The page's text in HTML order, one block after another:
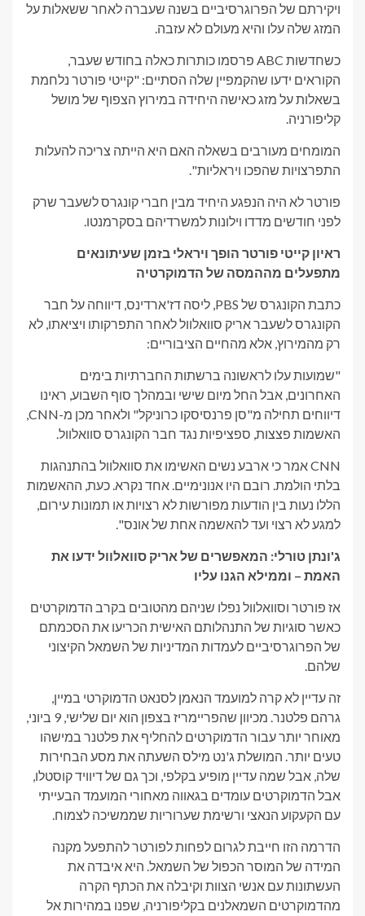
ויקירתם של הפרוגרסיביים בשנה שעברה לאחר ששאלות על
המזג שלה עלו והיא מעולם לא עזבה.
כשחדשות ABC פרסמו כותרות כאלה בחודש שעבר,
הקוראים ידעו שהקמפיין שלה הסתיים: "קייטי פורטר נלחמת
בשאלות על מזג כאישה היחידה במירוץ הצפוף של מושל
קליפורניה.
המומחים מעורבים בשאלה האם היא הייתה צריכה להעלות
התפרצויות שהפכו ויראליות".
פורטר לא היה הנפגע היחיד מבין חברי קונגרס לשעבר שרק
לפני חודשים מדדו וילונות למשרדיהם בסקרמנטו.
ראיון קייטי פורטר הופך ויראלי בזמן שעיתונאים
מתפעלים מההמסה של הדמוקרטיה
כתבת הקונגרס של PBS, ליסה דז'ארדינס, דיווחה על חבר
הקונגרס לשעבר אריק סוואלוול לאחר התפרקותו ויציאתו, לא
רק מהמירוץ, אלא מהחיים הציבוריים:
"שמועות עלו לראשונה ברשתות החברתיות בימים
האחרונים, אבל החל מיום שישי ובמהלך סוף השבוע, ראינו
דיווחים תחילה מ"סן פרנסיסקו כרוניקל" ולאחר מכן מ-CNN,
האשמות פצצות, ספציפיות נגד חבר הקונגרס סוואלוול.
CNN אמר כי ארבע נשים האשימו את סוואלוול בהתנהגות
בלתי הולמת. רובם היו אנונימיים. אחד נקרא. כעת, ההאשמות
הללו נעות בין הודעות מפורשות לא רצויות או תמונות עירום,
למגע לא רצוי ועד להאשמה אחת של אונס".
ג'ונתן טורלי: המאפשרים של אריק סוואלוול ידעו את
האמת – וממילא הגנו עליו
אז פורטר וסוואלוול נפלו שניהם מהטובים בקרב הדמוקרטים
כאשר סוגיות של התנהלותם האישית הכריעו את הסכמתם
של הפרוגרסיביים לעמדות המדיניות של השמאל הקיצוני
שלהם.
זה עדיין לא קרה למועמד הנאמן לסנאט הדמוקרטי במיין,
גרהם פלטנר. מכיוון שהפריימריז בצפון הוא יום שלישי, 9 ביוני,
מאוחר יותר עבור הדמוקרטים להחליף את פלטנר במישהו
טעים יותר. המושלת ג'נט מילס השעתה את מסע הבחירות
שלה, אבל שמה עדיין מופיע בקלפי, וכך גם של דיוויד קוסטלו,
אבל הדמוקרטים עומדים בגאווה מאחורי המועמד הבעייתי
עם הקעקוע הנאצי ורשימת שערוריות שממשיכה לצמוח.
הדרמה הזו חייבת לגרום לפחות לפורטר להתפעל מקנה
המידה של המוסר הכפול של השמאל. היא איבדה את
העשתונות עם אנשי הצוות וקיבלה את הכתף הקרה
מהדמוקרטים השמאלנים בקליפורניה, שפנו במהירות אל